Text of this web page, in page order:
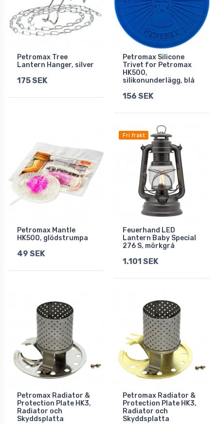
Petromax Tree
Lantern Hanger, silver
175 SEK
Petromax Silicone
Trivet for Petromax
HK500,
silikonunderlägg, blå
156 SEK
Petromax Mantle
HK500, glödstrumpa
49 SEK
Fri frakt
Feuerhand LED
Lantern Baby Special
276 S, mörkgrå
1.101 SEK
Petromax Radiator &
Protection Plate HK3,
Radiator och
Skyddsplatta
Petromax Radiator &
Protection Plate HK3,
Radiator och
Skyddsplatta